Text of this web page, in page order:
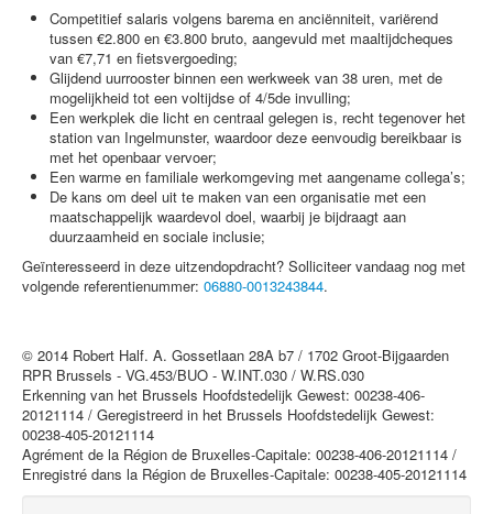
Competitief salaris volgens barema en anciënniteit, variërend
tussen €2.800 en €3.800 bruto, aangevuld met maaltijdcheques
van €7,71 en fietsvergoeding;
Glijdend uurrooster binnen een werkweek van 38 uren, met de
mogelijkheid tot een voltijdse of 4/5de invulling;
Een werkplek die licht en centraal gelegen is, recht tegenover het
station van Ingelmunster, waardoor deze eenvoudig bereikbaar is
met het openbaar vervoer;
Een warme en familiale werkomgeving met aangename collega’s;
De kans om deel uit te maken van een organisatie met een
maatschappelijk waardevol doel, waarbij je bijdraagt aan
duurzaamheid en sociale inclusie;
Geïnteresseerd in deze uitzendopdracht? Solliciteer vandaag nog met
volgende referentienummer: 06880-0013243844.
© 2014 Robert Half. A. Gossetlaan 28A b7 / 1702 Groot-Bijgaarden
RPR Brussels - VG.453/BUO - W.INT.030 / W.RS.030
Erkenning van het Brussels Hoofdstedelijk Gewest: 00238-406-
20121114 / Geregistreerd in het Brussels Hoofdstedelijk Gewest:
00238-405-20121114
Agrément de la Région de Bruxelles-Capitale: 00238-406-20121114 /
Enregistré dans la Région de Bruxelles-Capitale: 00238-405-20121114